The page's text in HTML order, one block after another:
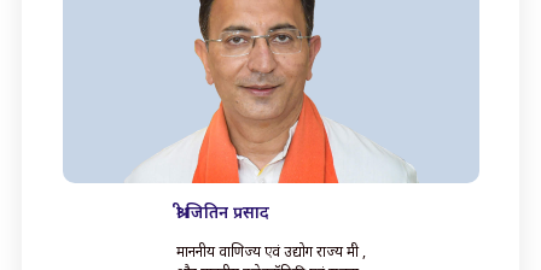
श्री जितिन प्रसाद
माननीय वाणिज्य एवं उद्योग राज्य मंत्री ,